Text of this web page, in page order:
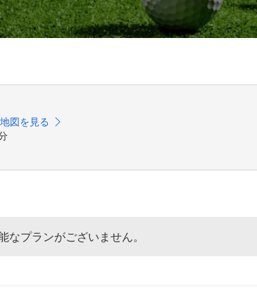
地図を見る
なプランがございません。